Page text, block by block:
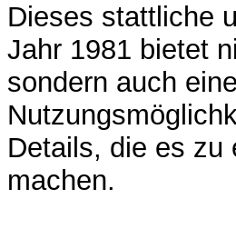
Dieses stattliche
Jahr 1981 bietet
sondern auch
Details, die es zu
machen.